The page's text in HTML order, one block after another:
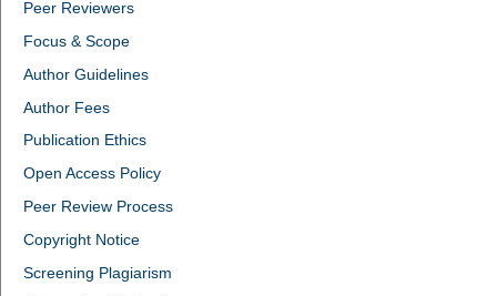
Peer Reviewers
Focus & Scope
Author Guidelines
Author Fees
Publication Ethics
Open Access Policy
Peer Review Process
Copyright Notice
Screening Plagiarism